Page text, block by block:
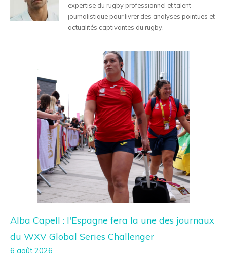
expertise du rugby professionnel et talent
journalistique pour livrer des analyses pointues et
actualités captivantes du rugby.
Alba Capell : l'Espagne fera la une des journaux
du WXV Global Series Challenger
6 août 2026